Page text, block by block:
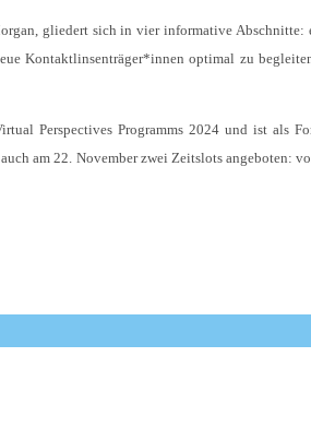
gliedert sich in vier informative
Kontaktlinsenträger*innen optimal zu
Perspectives Programms 2024 und ist als
am 22. November zwei Zeitslots angeboten: